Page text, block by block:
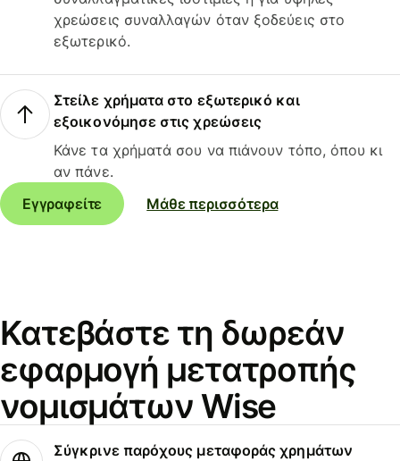
χρεώσεις συναλλαγών όταν ξοδεύεις στο
εξωτερικό.
Στείλε χρήματα στο εξωτερικό και
εξοικονόμησε στις χρεώσεις
Κάνε τα χρήματά σου να πιάνουν τόπο, όπου κι
αν πάνε.
Εγγραφείτε
Μάθε περισσότερα
Κατεβάστε τη δωρεάν
εφαρμογή μετατροπής
νομισμάτων Wise
Σύγκρινε παρόχους μεταφοράς χρημάτων